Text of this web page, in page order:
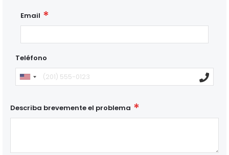
Email
Teléfono
Describa brevemente el problema